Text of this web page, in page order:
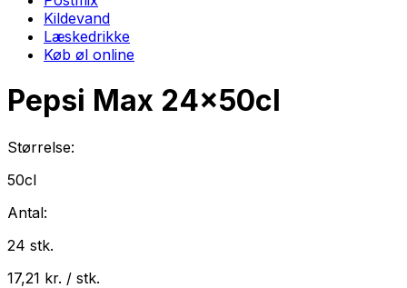
Kildevand
Læskedrikke
Køb øl online
Pepsi Max 24x50cl
Størrelse:
50cl
Antal:
24 stk.
17,21 kr. / stk.